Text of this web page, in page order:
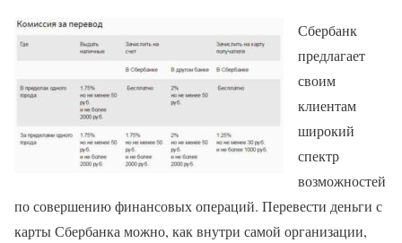
Сбербанк
предлагает
своим
клиентам
широкий
спектр
возможностей
по совершению финансовых операций. Перевести деньги с
карты Сбербанка можно, как внутри самой организации,